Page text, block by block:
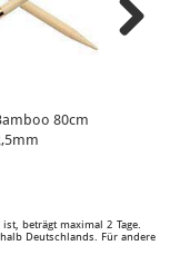
80cm
beträgt maximal 2 Tage.
Deutschlands. Für andere